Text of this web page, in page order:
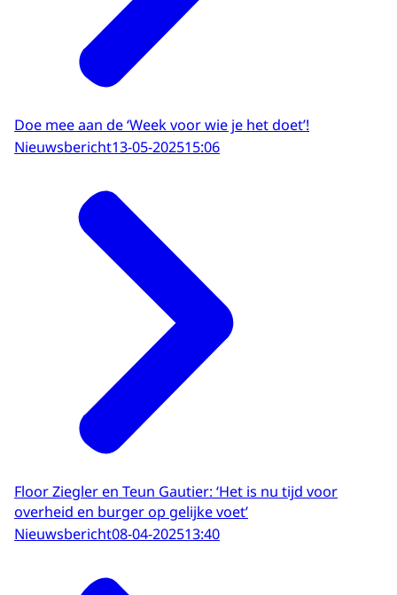
Doe mee aan de ‘Week voor wie je het doet’!
Nieuwsbericht13-05-202515:06
Floor Ziegler en Teun Gautier: ‘Het is nu tijd voor
overheid en burger op gelijke voet’
Nieuwsbericht08-04-202513:40